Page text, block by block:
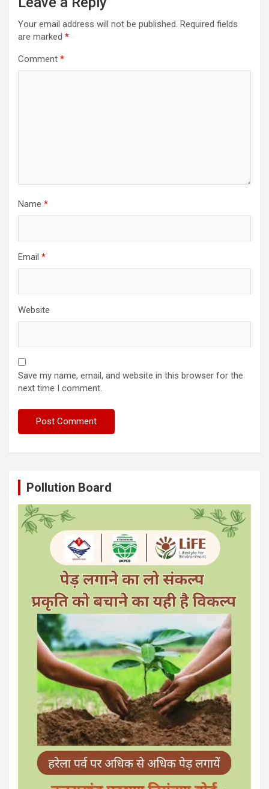
Your email address will not be published. Required fields
are marked *
Comment *
Name *
Email *
Website
Save my name, email, and website in this browser for the
next time I comment.
Pollution Board